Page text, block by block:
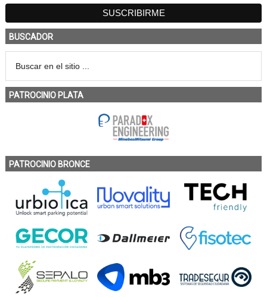
BUSCADOR
PATROCINIO PLATA
PATROCINIO BRONCE